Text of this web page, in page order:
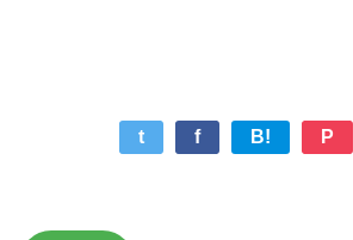
t f B! P